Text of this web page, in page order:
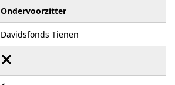
Ondervoorzitter
Davidsfonds Tienen